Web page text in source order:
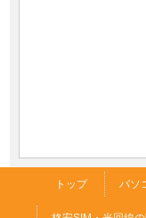
トップ パソ